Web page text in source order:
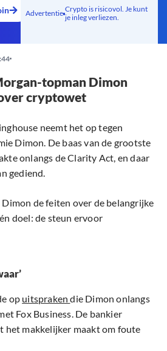
Advertentie Crypto is risicovol. Je kunt
je inleg verliezen.
topman Dimon
cryptowet
neemt het op tegen
Dimon. De baas van de grootste
onlangs de Clarity Act, en daar
gediend.
de feiten over de belangrijke
doel: de steun ervoor
op uitsprakendie Dimon onlangs
Fox Business. De bankier
het makkelijker maakt om foute